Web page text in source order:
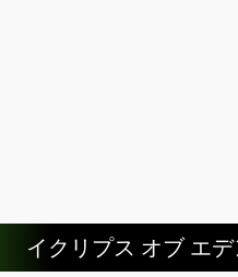
イクリプス オブ エ